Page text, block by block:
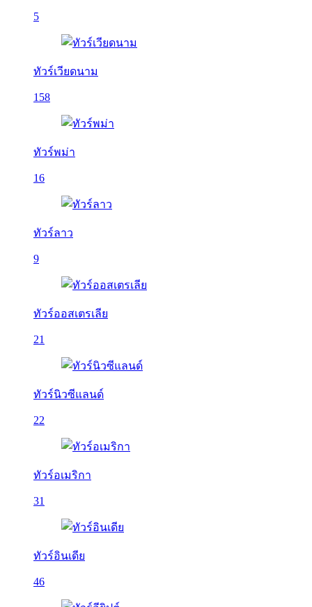
5
ทัวร์เวียดนาม
158
ทัวร์พม่า
16
ทัวร์ลาว
9
ทัวร์ออสเตรเลีย
21
ทัวร์นิวซีแลนด์
22
ทัวร์อเมริกา
31
ทัวร์อินเดีย
46